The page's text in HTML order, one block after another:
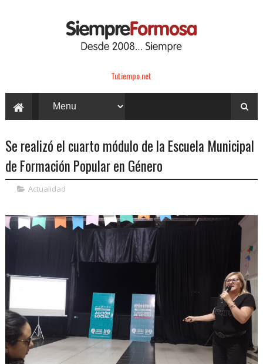
Tutiempo.net
Se realizó el cuarto módulo de la Escuela Municipal
de Formación Popular en Género
Actualidad